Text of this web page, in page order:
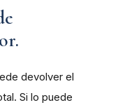
devolver el
Si lo puede